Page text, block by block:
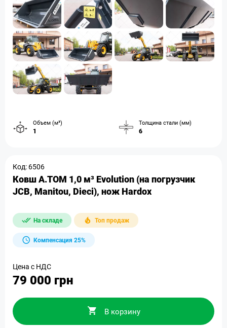
Объем (м³)
1
Толщина стали (мм)
6
Код: 6506
Ковш A.TOM 1,0 м³ Evolution (на погрузчик
JCB, Manitou, Dieci), нож Hardox
На складе Топ продаж
Компенсация 25%
Цена с НДС
79 000 грн
В корзину